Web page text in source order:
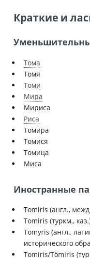
Краткие и
Тома
Томя
Томи
Мира
Мириса
Риса
Томира
Томися
Томица
Миса
Иностранные
Tomiris (англ.,
Tomiris (туркм.,
Tomyris (англ.,
исторического
Tomiris/Tömiris